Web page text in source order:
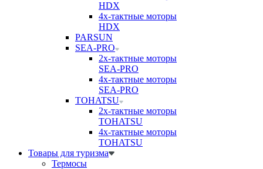
HDX
4х-тактные моторы
HDX
PARSUN
SEA-PRO
2х-тактные моторы
SEA-PRO
4х-тактные моторы
SEA-PRO
TOHATSU
2х-тактные моторы
TOHATSU
4х-тактные моторы
TOHATSU
Товары для туризма
Термосы